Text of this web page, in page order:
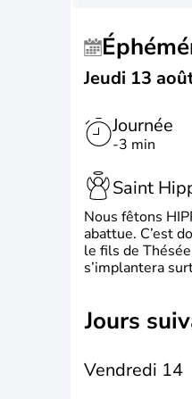
Jeudi 13
Journée
-3 min
Saint
Nous fêtons
abattue. C’est
le fils de
s’implantera
jours
Vendredi 14